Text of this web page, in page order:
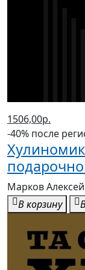
1506,00р.
-40% после
Марков
В корзину